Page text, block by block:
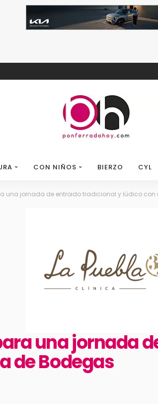
CON NIÑOS BIERZO CYL
una jornada de entroido tradicional y lúdico
una jornada
de Bodegas